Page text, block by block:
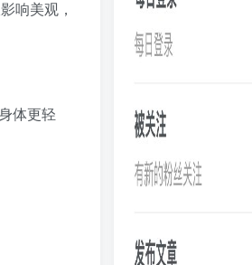
响美观，
体更轻